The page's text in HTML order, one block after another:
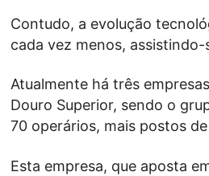
Contudo, a evolução
cada vez menos,
Atualmente há três
Douro Superior, sendo o
70 operários, mais postos
Esta empresa, que aposta